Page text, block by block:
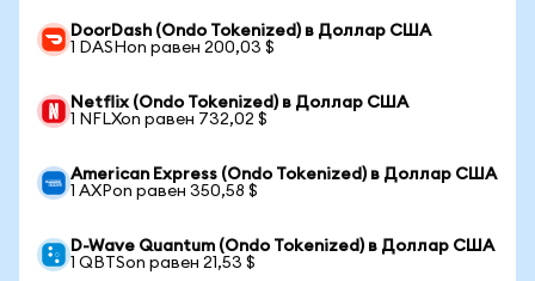
DoorDash (Ondo Tokenized) в Доллар США
1 DASHon равен 200,03 $
Netflix (Ondo Tokenized) в Доллар США
1 NFLXon равен 732,02 $
American Express (Ondo Tokenized) в Доллар США
1 AXPon равен 350,58 $
D-Wave Quantum (Ondo Tokenized) в Доллар США
1 QBTSon равен 21,53 $